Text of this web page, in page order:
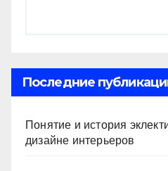
Последние
Понятие и история
дизайне интерьеров